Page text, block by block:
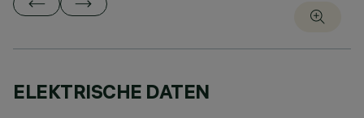
ELEKTRISCHE DATEN